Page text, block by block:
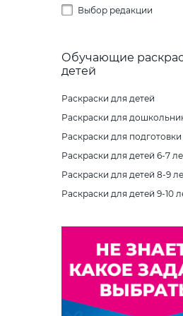
Новый год
Пасха
Буква Ж
Буква И
Буква К
Буква Л
Буква М
Буква Н
Буква О
Буква П
Буква Р
Буква Ж
Буква И
Буква М
Буква Н
Буква О
Буква П
Буква Р
Буква С
Буква Т
Предметные
Шифры и коды
Выбор редакции
Обучающие
детей
Раскраски для детей
Раскраски для
Раскраски для
Раскраски для детей 6-7
Раскраски для детей 8-9
Раскраски для детей 9-10